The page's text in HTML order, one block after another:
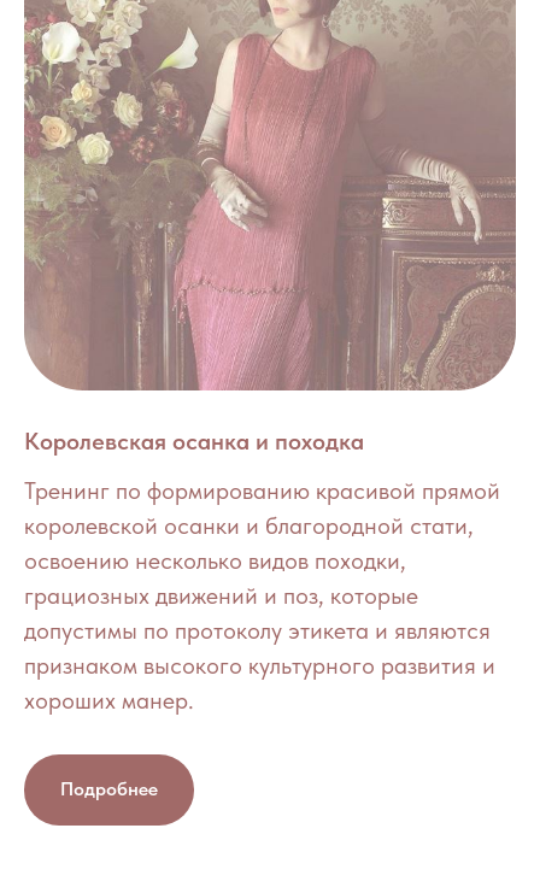
Королевская осанка и походка
Тренинг по формированию красивой прямой
королевской осанки и благородной стати,
освоению несколько видов походки,
грациозных движений и поз, которые
допустимы по протоколу этикета и являются
признаком высокого культурного развития и
хороших манер.
Подробнее